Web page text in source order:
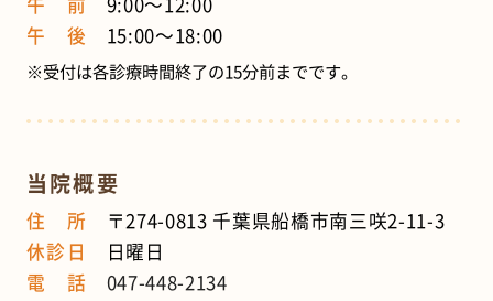
午 後 15:00～18:00
※受付は各診療時間終了の15分前までです。
当院概要
住 所 〒274-0813 千葉県船橋市南三咲2-11-3
休診日
日曜日
電 話
047-448-2134